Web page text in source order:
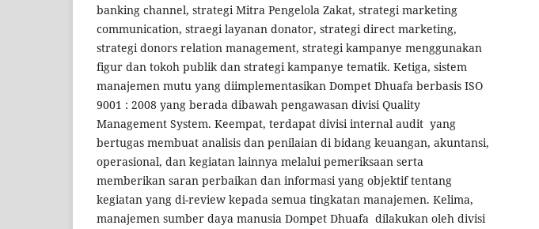
banking channel, strategi Mitra Pengelola Zakat, strategi marketing
communication, straegi layanan donator, strategi direct marketing,
strategi donors relation management, strategi kampanye menggunakan
figur dan tokoh publik dan strategi kampanye tematik. Ketiga, sistem
manajemen mutu yang diimplementasikan Dompet Dhuafa berbasis ISO
9001 : 2008 yang berada dibawah pengawasan divisi Quality
Management System. Keempat, terdapat divisi internal audit yang
bertugas membuat analisis dan penilaian di bidang keuangan, akuntansi,
operasional, dan kegiatan lainnya melalui pemeriksaan serta
memberikan saran perbaikan dan informasi yang objektif tentang
kegiatan yang di-review kepada semua tingkatan manajemen. Kelima,
manajemen sumber daya manusia Dompet Dhuafa dilakukan oleh divisi